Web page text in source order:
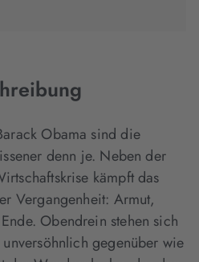
Obama sind die
denn je. Neben der
kämpft das
Vergangenheit: Armut,
Obendrein stehen sich
gegenüber wie